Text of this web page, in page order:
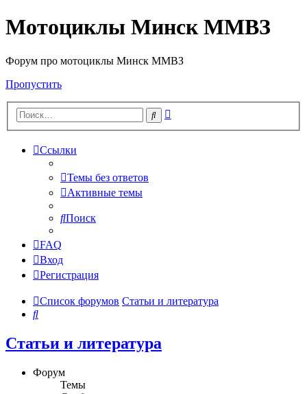
Мотоциклы Минск ММВЗ
Форум про мотоциклы Минск ММВЗ
Пропустить
Поиск
Ссылки
Темы без ответов
Активные темы
Поиск
FAQ
Вход
Регистрация
Список форумов Статьи и литература
Поиск
Статьи и литература
Форум
Темы